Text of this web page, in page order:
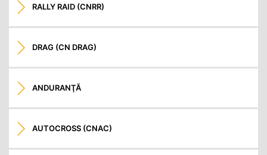
RALLY RAID (CNRR)
DRAG (CN DRAG)
ANDURANŢĂ
AUTOCROSS (CNAC)